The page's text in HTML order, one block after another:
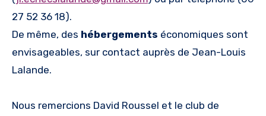
27 52 36 18).
De même, des hébergements économiques sont
envisageables, sur contact auprès de Jean-Louis
Lalande.
Nous remercions David Roussel et le club de